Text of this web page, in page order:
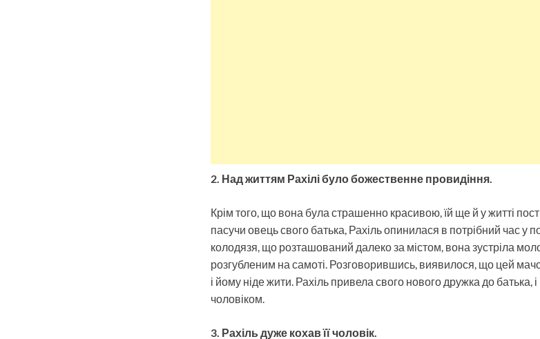
2. Над життям Рахілі було божественне провидіння.
Крім того, що вона була страшенно красивою, їй ще й у житті
пасучи овець свого батька, Рахіль опинилася в потрібний час у
колодязя, що розташований далеко за містом, вона зустріла
розгубленим на самоті. Розговорившись, виявилося, що цей мачо
і йому ніде жити. Рахіль привела свого нового дружка до батька, і
чоловіком.
3. Рахіль дуже кохав її чоловік.